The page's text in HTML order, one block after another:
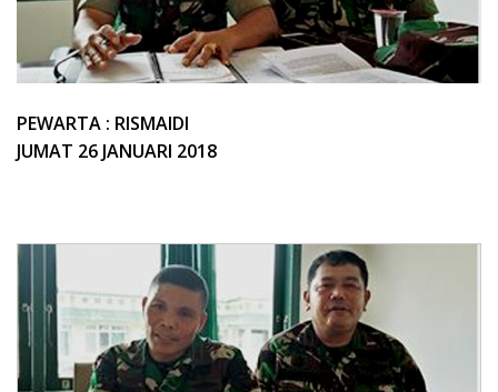
PEWARTA : RISMAIDI
JUMAT 26 JANUARI 2018